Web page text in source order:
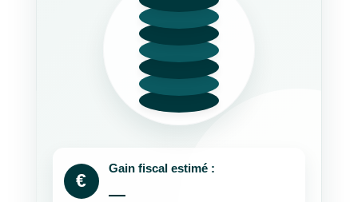
€
Gain fiscal estimé :
—